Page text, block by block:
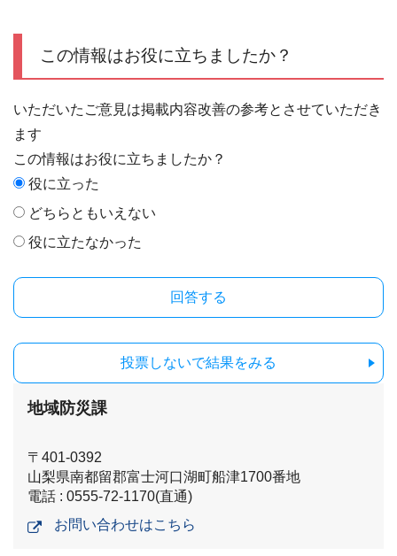
この情報はお役に立ちましたか？
いただいたご意見は掲載内容改善の参考とさせていただき
ます
この情報はお役に立ちましたか？
役に立った
どちらともいえない
役に立たなかった
投票しないで結果をみる
地域防災課
〒401-0392
山梨県南都留郡富士河口湖町船津1700番地
電話 : 0555-72-1170(直通)
お問い合わせはこちら